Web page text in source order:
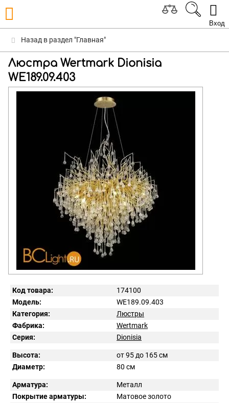
Вход
Назад в раздел "Главная"
Люстра Wertmark Dionisia
WE189.09.403
Код товара:
174100
Модель:
WE189.09.403
Категория:
Люстры
Фабрика:
Wertmark
Серия:
Dionisia
Высота:
от 95 до 165 см
Диаметр:
80 см
Арматура:
Металл
Покрытие арматуры:
Матовое золото